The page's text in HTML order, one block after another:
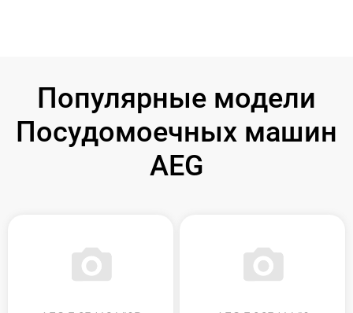
Популярные модели
Посудомоечных машин
AEG